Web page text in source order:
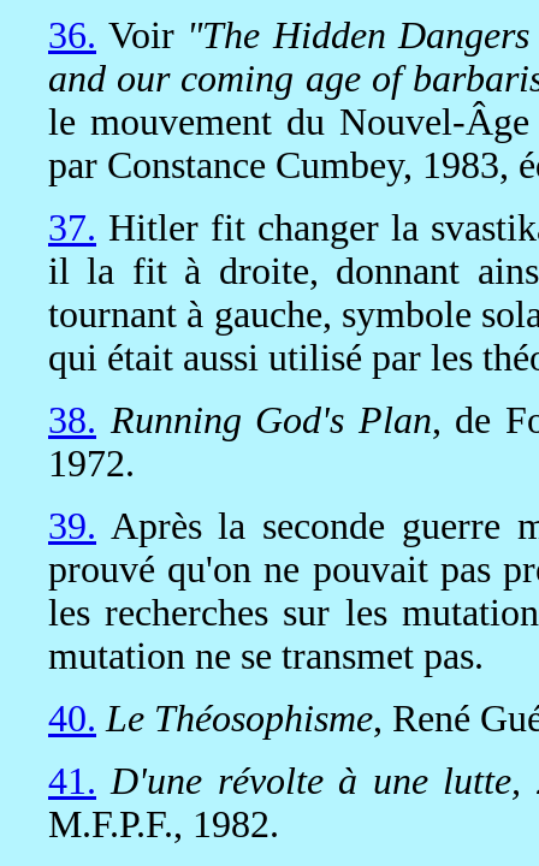
36. Voir "The Hidden
and our coming age of
le mouvement du Nouvel-
par Constance Cumbey, 1983,
37. Hitler fit changer la
il la fit à droite, donnant
tournant à gauche, symbole
qui était aussi utilisé par les
38. Running God's Plan, de
1972.
39. Après la seconde guerre
prouvé qu'on ne pouvait pas
les recherches sur les
mutation ne se transmet pas.
40. Le Théosophisme, René
41. D'une révolte à une
M.F.P.F., 1982.